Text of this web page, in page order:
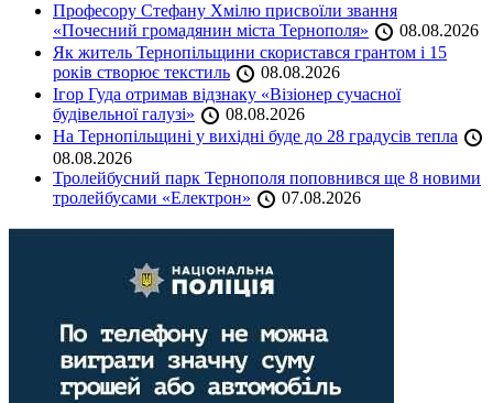
Професору Стефану Хмілю присвоїли звання
«Почесний громадянин міста Тернополя»
08.08.2026
Як житель Тернопільщини скористався грантом і 15
років створює текстиль
08.08.2026
Ігор Гуда отримав відзнаку «Візіонер сучасної
будівельної галузі»
08.08.2026
На Тернопільщині у вихідні буде до 28 градусів тепла
08.08.2026
Тролейбусний парк Тернополя поповнився ще 8 новими
тролейбусами «Електрон»
07.08.2026